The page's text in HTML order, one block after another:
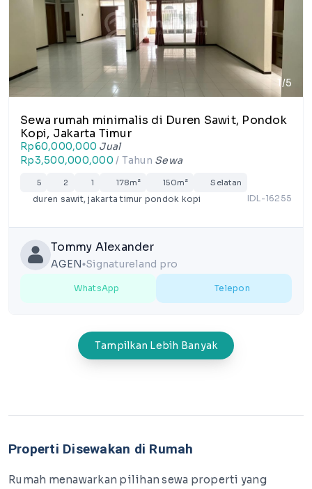
1/5
Sewa rumah minimalis di Duren Sawit, Pondok
Kopi, Jakarta Timur
Rp60,000,000 Jual
Rp3,500,000,000 / Tahun Sewa
5 2 1 178m² 150m² Selatan
duren sawit, jakarta timur pondok kopi IDL-16255
Tommy Alexander
AGEN lens Signatureland pro
WhatsApp Telepon
Tampilkan Lebih Banyak
Properti Disewakan di Rumah
Rumah menawarkan pilihan sewa properti yang